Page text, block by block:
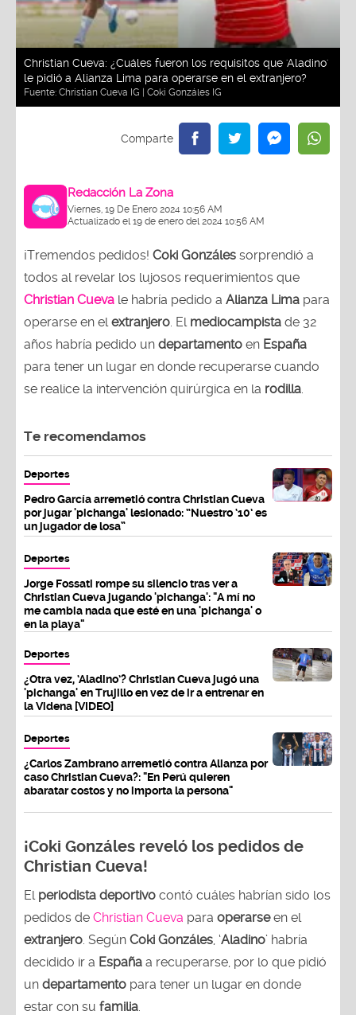
Christian Cueva: ¿Cuáles fueron los requisitos que 'Aladino'
le pidió a Alianza Lima para operarse en el extranjero?
Fuente: Christian Cueva IG | Coki Gonzáles IG
Redacción La Zona
Viernes, 19 De Enero 2024 10:56 AM
Actualizado el 19 de enero del 2024 10:56 AM
¡Tremendos pedidos! Coki Gonzáles sorprendió a
todos al revelar los lujosos requerimientos que
Christian Cueva le habría pedido a Alianza Lima para
operarse en el extranjero . El mediocampista de 32
años habría pedido un departamento en España
para tener un lugar en donde recuperarse cuando
se realice la intervención quirúrgica en la rodilla
Te recomendamos
Deportes
Pedro García arremetió contra Christian Cueva
por jugar 'pichanga' lesionado: “Nuestro ‘10’ es
un jugador de losa”
Deportes
Jorge Fossati rompe su silencio tras ver a
Christian Cueva jugando 'pichanga': "A mí no
me cambia nada que esté en una 'pichanga' o
en la playa"
Deportes
¿Otra vez, ‘Aladino’? Christian Cueva jugó una
'pichanga' en Trujillo en vez de ir a entrenar en
la Videna [VIDEO]
Deportes
¿Carlos Zambrano arremetió contra Alianza por
caso Christian Cueva?: "En Perú quieren
abaratar costos y no importa la persona"
¡Coki Gonzáles reveló los pedidos de
Christian Cueva!
El periodista deportivo contó cuáles habrían sido los
pedidos de Christian Cueva para operarseen el
extranjero . Según Coki Gonzáles , ‘Aladino’ habría
decidido ir a España a recuperarse, por lo que pidió
un departamento para tener un lugar en donde
estar con su familia